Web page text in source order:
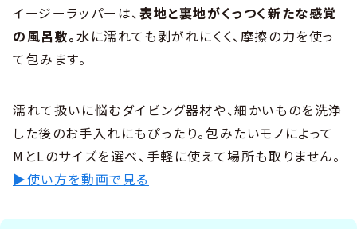
イージーラッパーは、 表地と裏地がくっつく新たな感覚
の風呂敷。水に濡れても剥がれにくく、摩擦の力を使っ
て包みます。
濡れて扱いに悩むダイビング器材や、細かいものを洗浄
した後のお手入れにもぴったり。包みたいモノによって
MとLのサイズを選べ、手軽に使えて場所も取りません。
▶使い方を動画で見る